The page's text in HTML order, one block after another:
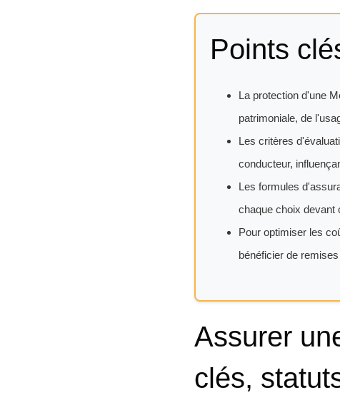
Points
La protection d'une
patrimoniale, de
Les critères
conducteur,
Les formules
chaque choix devant
Pour optimiser les
bénéficier de
Assurer
clés,